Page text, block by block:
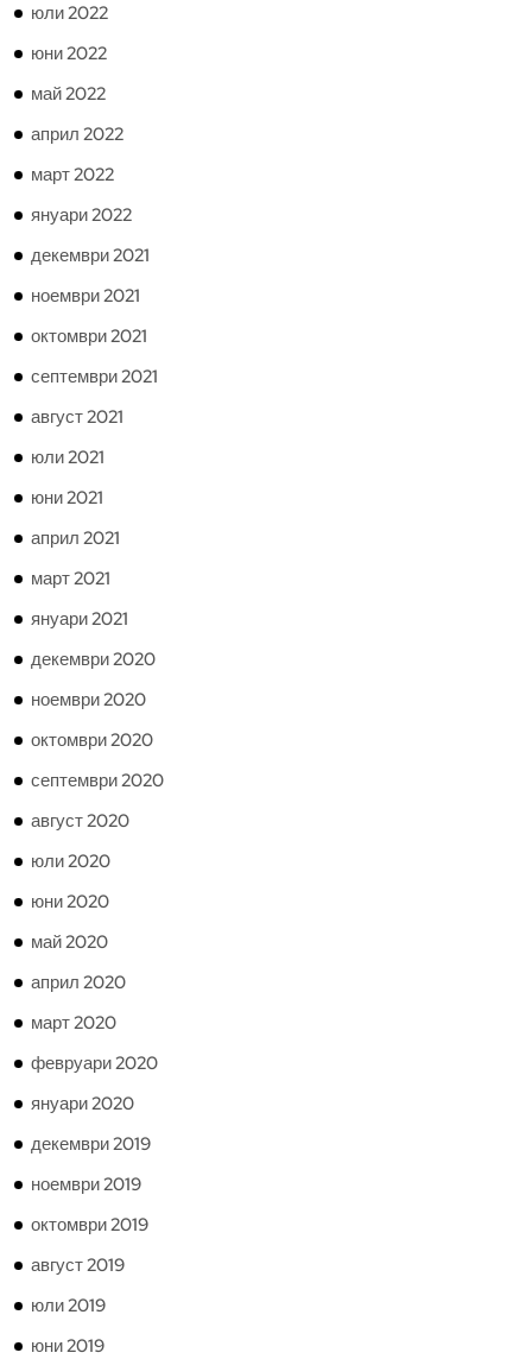
юли 2022
юни 2022
май 2022
април 2022
март 2022
януари 2022
декември 2021
ноември 2021
октомври 2021
септември 2021
август 2021
юли 2021
юни 2021
април 2021
март 2021
януари 2021
декември 2020
ноември 2020
октомври 2020
септември 2020
август 2020
юли 2020
юни 2020
май 2020
април 2020
март 2020
февруари 2020
януари 2020
декември 2019
ноември 2019
октомври 2019
август 2019
юли 2019
юни 2019